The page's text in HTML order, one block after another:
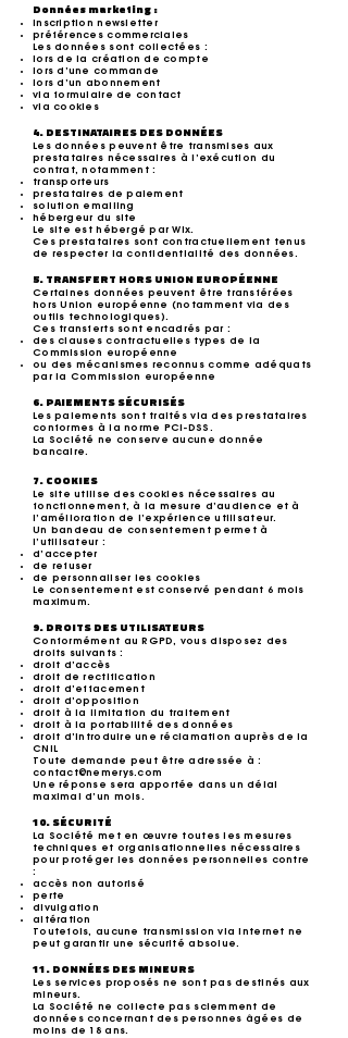
Données marketing :
inscription newsletter
préférences commerciales
Les données sont collectées :
lors de la création de compte
lors d’une commande
lors d’un abonnement
via formulaire de contact
via cookies
4. DESTINATAIRES DES DONNÉES
Les données peuvent être transmises aux
prestataires nécessaires à l’exécution du
contrat, notamment :
transporteurs
prestataires de paiement
solution emailing
hébergeur du site
Le site est hébergé par Wix.
Ces prestataires sont contractuellement tenus
de respecter la confidentialité des données.
5. TRANSFERT HORS UNION EUROPÉENNE
Certaines données peuvent être transférées
hors Union européenne (notamment via des
outils technologiques).
Ces transferts sont encadrés par :
des clauses contractuelles types de la
Commission européenne
ou des mécanismes reconnus comme adéquats
par la Commission européenne
6. PAIEMENTS SÉCURISÉS
Les paiements sont traités via des prestataires
conformes à la norme PCI-DSS.
La Société ne conserve aucune donnée
bancaire.
7. COOKIES
Le site utilise des cookies nécessaires au
fonctionnement, à la mesure d’audience et à
l’amélioration de l’expérience utilisateur.
Un bandeau de consentement permet à
l’utilisateur :
d’accepter
de refuser
de personnaliser les cookies
Le consentement est conservé pendant 6 mois
maximum.
9. DROITS DES UTILISATEURS
Conformément au RGPD, vous disposez des
droits suivants :
droit d’accès
droit de rectification
droit d’effacement
droit d’opposition
droit à la limitation du traitement
droit à la portabilité des données
droit d’introduire une réclamation auprès de la
CNIL
Toute demande peut être adressée à :
contact@nemerys.com
Une réponse sera apportée dans un délai
maximal d’un mois.
10. SÉCURITÉ
La Société met en œuvre toutes les mesures
techniques et organisationnelles nécessaires
pour protéger les données personnelles contre
:
accès non autorisé
perte
divulgation
altération
Toutefois, aucune transmission via Internet ne
peut garantir une sécurité absolue.
11. DONNÉES DES MINEURS
Les services proposés ne sont pas destinés aux
mineurs.
La Société ne collecte pas sciemment de
données concernant des personnes âgées de
moins de 18 ans.